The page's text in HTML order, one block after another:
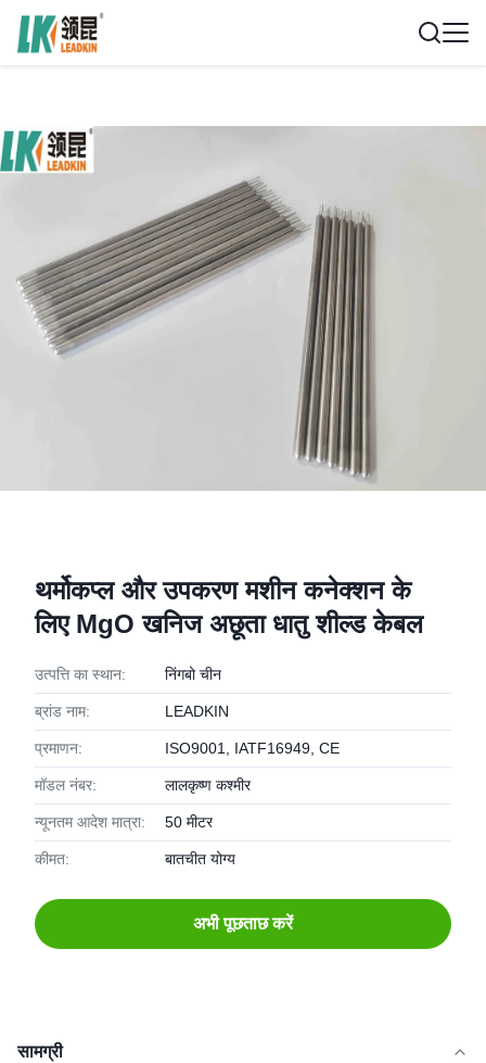
थर्मोकप्ल और उपकरण मशीन कनेक्शन के
लिए MgO खनिज अछूता धातु शील्ड केबल
उत्पत्ति का स्थान: निंगबो चीन
ब्रांड नाम: LEADKIN
प्रमाणन: ISO9001, IATF16949, CE
मॉडल नंबर: लालकृष्ण कश्मीर
न्यूनतम आदेश मात्रा: 50 मीटर
कीमत: बातचीत योग्य
अभी पूछताछ करें
सामग्री